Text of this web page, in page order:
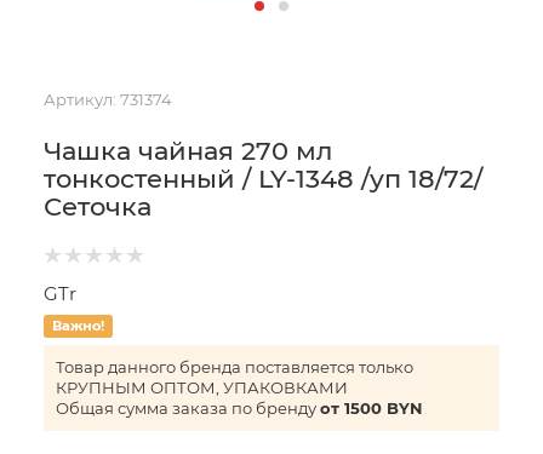
Артикул: 731374
Чашка чайная 270 мл
тонкостенный / LY-1348 /уп 18/72/
Сеточка
GTr
Важно!
Товар данного бренда поставляется только
КРУПНЫМ ОПТОМ, УПАКОВКАМИ
Общая сумма заказа по брендуот 1500 BYN